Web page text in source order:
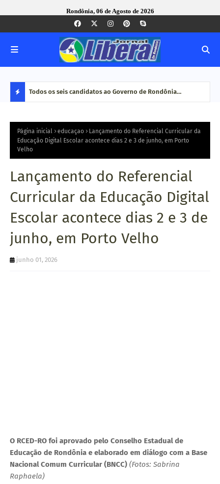
Rondônia, 06 de Agosto de 2026
S
foi Todos os seis candidatos ao Governo de Rondônia
Tribunal de Contas
Página inicial educaçao
Lançamento do Referencial Curricular da
Educação Digital Escolar acontece dias 2 e 3 de junho, em Porto
Velho
Lançamento do Referencial
Curricular da Educação Digital
Escolar acontece dias 2 e 3 de
junho, em Porto Velho
junho 01, 2026
O RCED-RO foi aprovado pelo Conselho Estadual de
Educação de Rondônia e elaborado em diálogo com a Base
Nacional Comum Curricular (BNCC) (Fotos: Sabrina
Raphaela)